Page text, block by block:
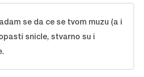
se da ce se tvom muzu (a i
snicle, stvarno su i